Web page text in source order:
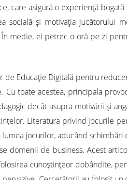
care asigură o experienţă
socială şi motivaţia jucătorului
medie, ei petrec o oră pe zi
Educaţie Digitală pentru
toate acestea, principala
decât asupra motivării şi
Literatura privind jocurile
jocurilor, aducând
domenii de business. Acest
cunoştinţeor dobândite,